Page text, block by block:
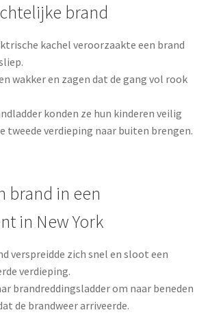
brand
kachel veroorzaakte een brand
wakker en zagen dat de gang vol rook
konden ze hun kinderen veilig
tweede verdieping naar buiten brengen.
brand in een
in New York
verspreidde zich snel en sloot een
verdieping.
brandreddingsladder om naar beneden
de brandweer arriveerde.